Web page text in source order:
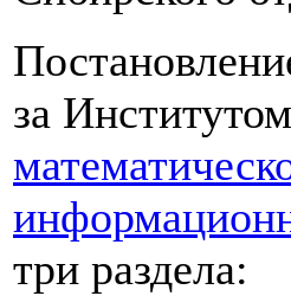
за
три раздела: